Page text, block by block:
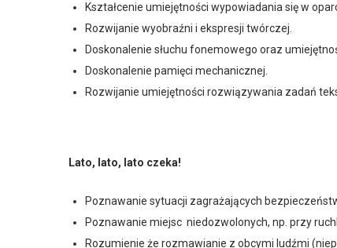
Kształcenie umiejętności wypowiadania się w
Rozwijanie wyobraźni i ekspresji twórczej.
Doskonalenie słuchu fonemowego oraz
Doskonalenie pamięci mechanicznej.
Rozwijanie umiejętności rozwiązywania zadań
Lato, lato, lato czeka!
Poznawanie sytuacji zagra­żających
Poznawanie miejsc niedozwolonych, np. przy
Rozumienie że rozmawianie z obcymi ludźmi